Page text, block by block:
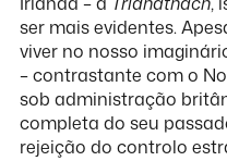
ser mais evidentes.
viver no nosso
– contrastante com o
sob administração
completa do seu
rejeição do controlo